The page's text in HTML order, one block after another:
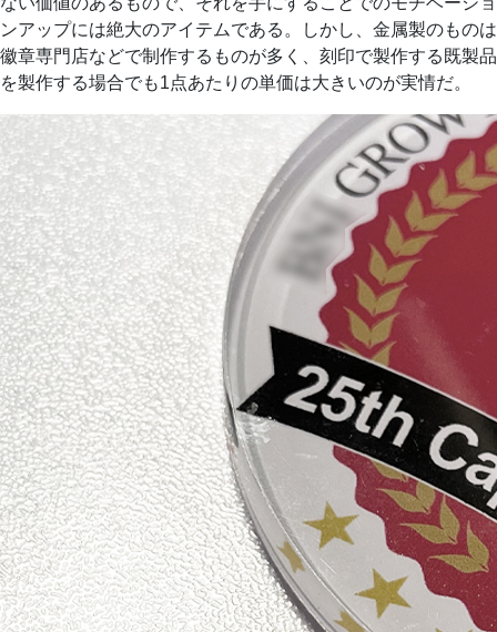
ンアップには絶大のアイテムである。しかし、金属製のものは
徽章専門店などで制作するものが多く、刻印で製作する既製品
を製作する場合でも1点あたりの単価は大きいのが実情だ。